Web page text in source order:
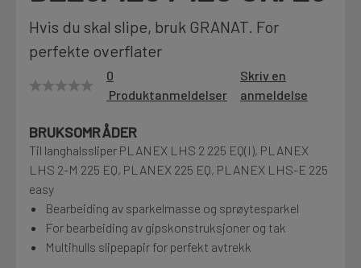
Motek
Finn butikk
Kontakt
Kampanjer
Hvis du skal slipe, bruk GRANAT. For
perfekte overflater
0
Produktanmeldelser
Skriv en
anmeldelse
BRUKSOMRÅDER
Til langhalssliper PLANEX LHS 2 225 EQ(I), PLANEX
LHS 2-M 225 EQ, PLANEX 225 EQ, PLANEX LHS-E 225
easy
Bearbeiding av sparkelmasse og sprøytesparkel
For bearbeiding av gipskonstruksjoner og tak
Multihulls slipepapir for perfekt avtrekk